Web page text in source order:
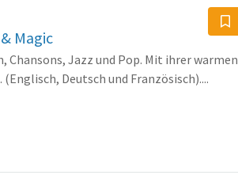
Magic
Jazz und Pop. Mit ihrer warmen
Deutsch und Französisch)....